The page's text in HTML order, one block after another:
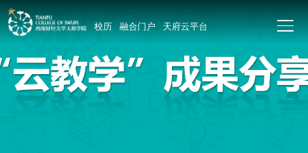
校历 融合门户 天府云平台